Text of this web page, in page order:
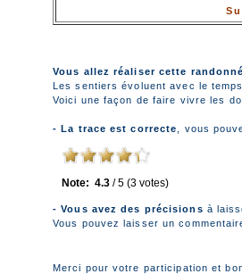
Vous allez réaliser cette
Les sentiers évoluent avec le
Voici une façon de faire vivre les
- La trace est correcte , vous
Note: 4.3 /5 (3 votes)
- Vous avez des précisions à
Vous pouvez laisser un
Merci pour votre participation et